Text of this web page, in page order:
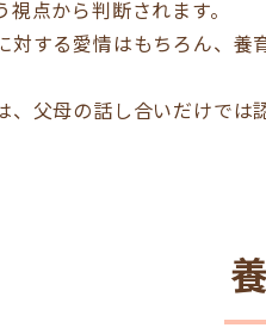
点から判断されます。
対する愛情はもちろん、
父母の話し合いだけでは